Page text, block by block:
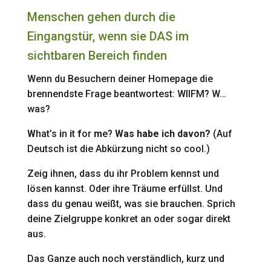
Menschen gehen durch die
Eingangstür, wenn sie DAS im
sichtbaren Bereich finden
Wenn du Besuchern deiner Homepage die
brennendste Frage beantwortest: WIIFM? W…
was?
What’s in it for me? Was habe ich davon? (Auf
Deutsch ist die Abkürzung nicht so cool.)
Zeig ihnen, dass du ihr Problem kennst und
lösen kannst. Oder ihre Träume erfüllst. Und
dass du genau weißt, was sie brauchen. Sprich
deine Zielgruppe konkret an oder sogar direkt
aus.
Das Ganze auch noch verständlich, kurz und